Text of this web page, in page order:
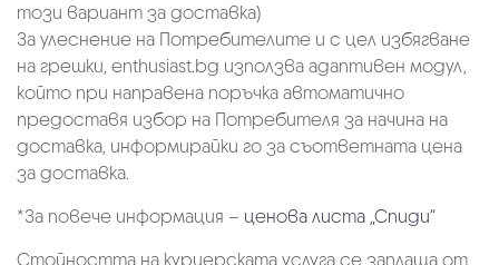
този вариант за доставка)
За улеснение на Потребителите и с цел избягване
на грешки, enthusiast.bg използва адаптивен модул,
който при направена поръчка автоматично
предоставя избор на Потребителя за начина на
доставка, информирайки го за съответната цена
за доставка.
*За повече информация – ценова листа „Спиди“
Стойността на куриерската услуга се заплаща от